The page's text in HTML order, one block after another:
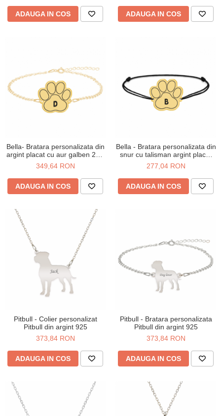
ADAUGA IN COS ADAUGA IN COS
Bella- Bratara personalizata din
argint placat cu aur galben 24K
cu talisman labuta
349,64 RON
ADAUGA IN COS
Bella - Bratara personalizata din
snur cu talisman argint placat
cu aur galben 24K - labuta
277,04 RON
ADAUGA IN COS
Pitbull - Colier personalizat
Pitbull din argint 925
373,84 RON
ADAUGA IN COS
Pitbull - Bratara personalizata
Pitbull din argint 925
373,84 RON
ADAUGA IN COS